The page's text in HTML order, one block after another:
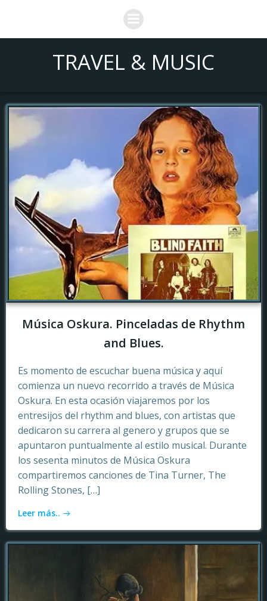
Saltar
al
contenido
TRAVEL & MUSIC
Música Oskura. Pinceladas de Rhythm
and Blues.
Es momento de escuchar buena música y aquí
comienza un nuevo recorrido a través de Música
Oskura. En esta ocasión viajaremos por los
entresijos del rhythm and blues, con artistas que
dedicaron su carrera al genero y grupos que se
apuntaron puntualmente al estilo musical. Durante
los sesenta minutos de Música Oskura
compartiremos canciones de Tina Turner, The
Rolling Stones, […]
Leer más..